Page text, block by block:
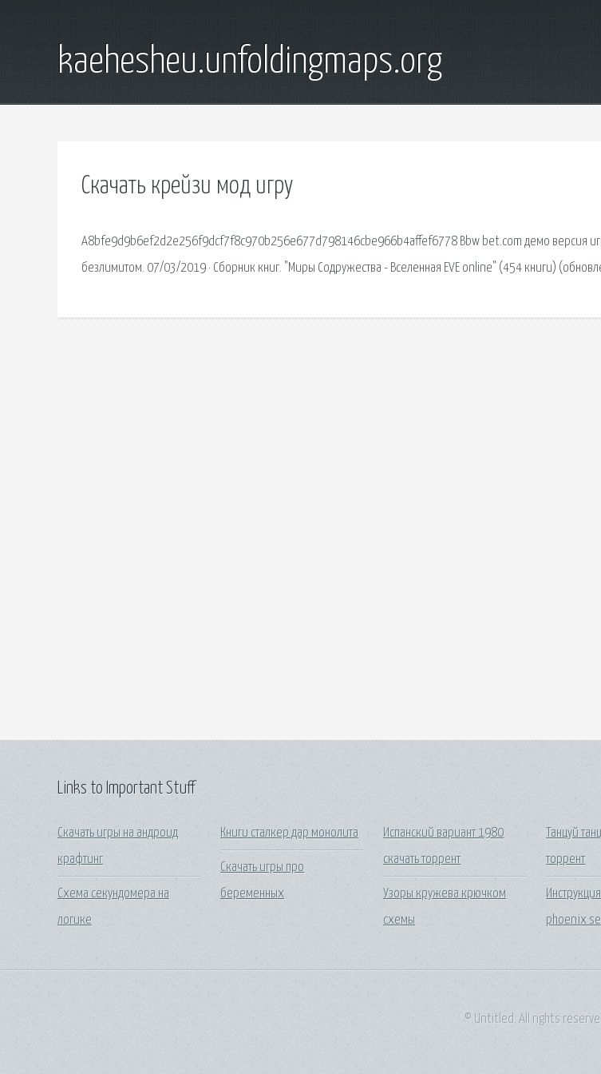
kaehesheu.unfoldingmaps.org
Скачать крейзи мод игру
A8bfe9d9b6ef2d2e256f9dcf7f8c970b256e677d798146cbe966b4affef6778 Bbw bet.com демо версия
безлимитом. 07/03/2019 · Сборник книг. "Миры Содружества - Вселенная EVE online" (454 книги)
Links to Important Stuff
Скачать игры на андроид
крафтинг
Схема секундомера на
логике
Книги сталкер дар монолита
Скачать игры про
беременных
Испанский вариант 1980
скачать торрент
Узоры кружева крючком
схемы
Танцуй
торрент
phoenix
© Untitled. All rights